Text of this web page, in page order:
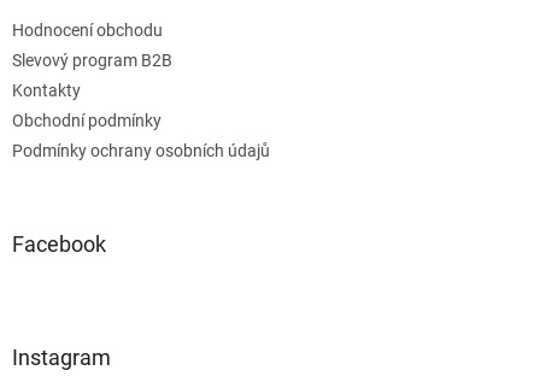
Hodnocení obchodu
Slevový program B2B
Kontakty
Obchodní podmínky
Podmínky ochrany osobních údajů
Facebook
Instagram